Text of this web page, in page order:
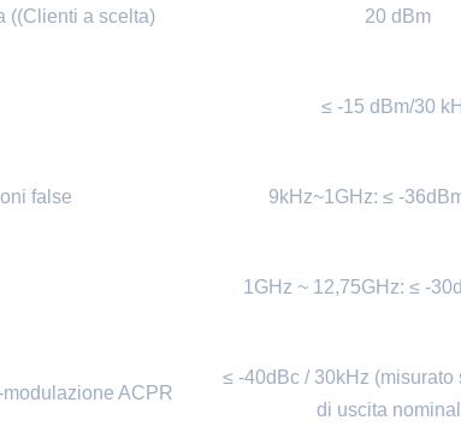
((Clienti a scelta) 20 dBm
false
≤ -15 dBm/30
9kHz~1GHz: ≤ -
1GHz ~ 12,75GHz: ≤ -
ACPR
≤ -40dBc / 30kHz (misurato
di uscita